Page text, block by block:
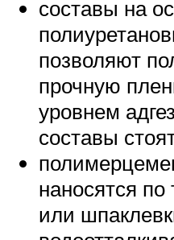
составы на
позволяют
прочную
уровнем
составы
наносятся по
или